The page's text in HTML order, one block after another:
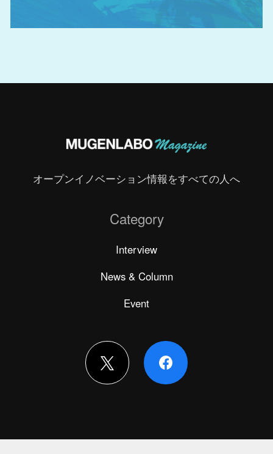
オープンイノベーション情報をすべての人へ
Category
Interview
News & Column
Event